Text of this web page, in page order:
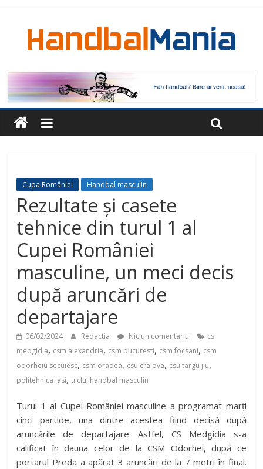
Cupa României Handbal masculin
Rezultate și casete
tehnice din turul 1 al
Cupei României
masculine, un meci decis
după aruncări de
departajare
06/02/2024 Redactia Niciun comentariu
cs
medgidia, csm alexandria, csm bucuresti, csm focsani, csm
odorheiu secuiesc, csm oradea, csu craiova, csu targu jiu,
politehnica iasi, u cluj handbal masculin
Turul 1 al Cupei României masculine a programat marți
cinci partide, una dintre acestea fiind decisă după
aruncările de departajare. Astfel, CS Medgidia s-a
calificat în dauna celor de la CSM Odorhei, după ce
portarul Preda a apărat 3 aruncări de la 7 metri în final.